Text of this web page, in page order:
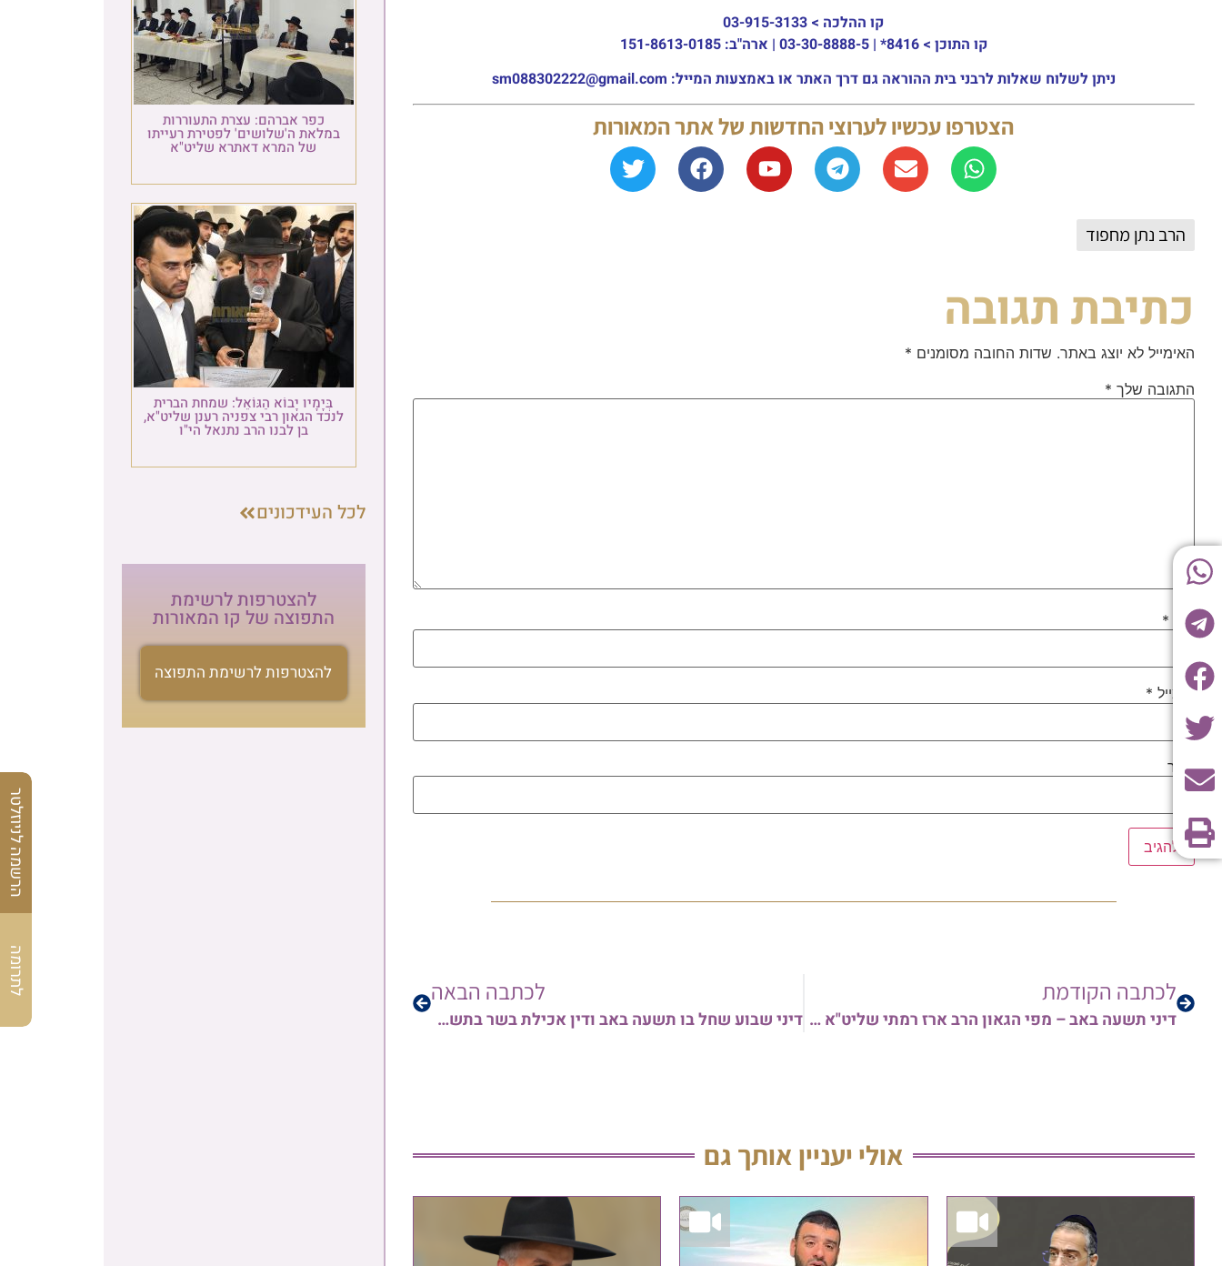
קו ההלכה >
קו התוכן >8416* | 03-30-8888-5 | ארה"ב: 151-8613-0185
ניתן לשלוח שאלות לרבני בית ההוראה גם דרך האתר או באמצעות המייל: sm088302222@gmail.com
הצטרפו עכשיו לערוצי החדשות של אתר המאורות
הרב נתן מחפוד
כתיבת תגובה
האימייל לא יוצג באתר. שדות החובה מסומנים *
התגובה שלך *
שם *
אימייל *
אתר
לכתבה הקודמת
דיני תשעה באב – מפי הגאון הרב ארז רמתי שליט"א • צפו
לכתבה הבאה
דיני שבוע שחל בו תשעה באב ודין אכילת בשר בתשעת הימים – עם הגאון הרב אורן צדוק שליט"א • צפו
אולי יעניין אותך גם
כפר אברהם: עצרת התעוררות
במלאת ה'שלושים' לפטירת רעייתו
של המרא דאתרא שליט"א
בְּיָמָיו יָבוֹא הַגּוֹאֵל: שמחת הברית
לנכד הגאון רבי צפניה רענן שליט"א,
בן לבנו הרב נתנאל הי"ו
לכל העידכונים
להצטרפות לרשימת
התפוצה של קו המאורות
להצטרפות לרשימת התפוצה
הרשמה לניוזלטר
לתרומה